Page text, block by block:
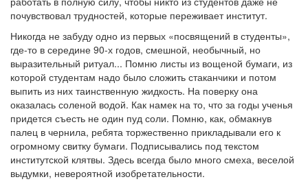
почувствовал трудностей, которые переживает институт.
Никогда не забуду одно из первых «посвящений в студенты»,
где-то в середине 90-х годов, смешной, необычный, но
выразительный ритуал... Помню листы из вощеной бумаги, из
которой студентам надо было сложить стаканчики и потом
выпить из них таинственную жидкость. На поверку она
оказалась соленой водой. Как намек на то, что за годы ученья
придется съесть не один пуд соли. Помню, как, обмакнув
палец в чернила, ребята торжественно прикладывали его к
огромному свитку бумаги. Подписывались под текстом
институтской клятвы. Здесь всегда было много смеха, веселой
выдумки, невероятной изобретательности.